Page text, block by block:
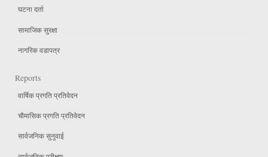
घटना दर्ता
सामाजिक सुरक्षा
नागरिक वडापत्र
Reports
वार्षिक प्रगति प्रतिवेदन
चौमासिक प्रगति प्रतिवेदन
सार्वजनिक सुनुवाई